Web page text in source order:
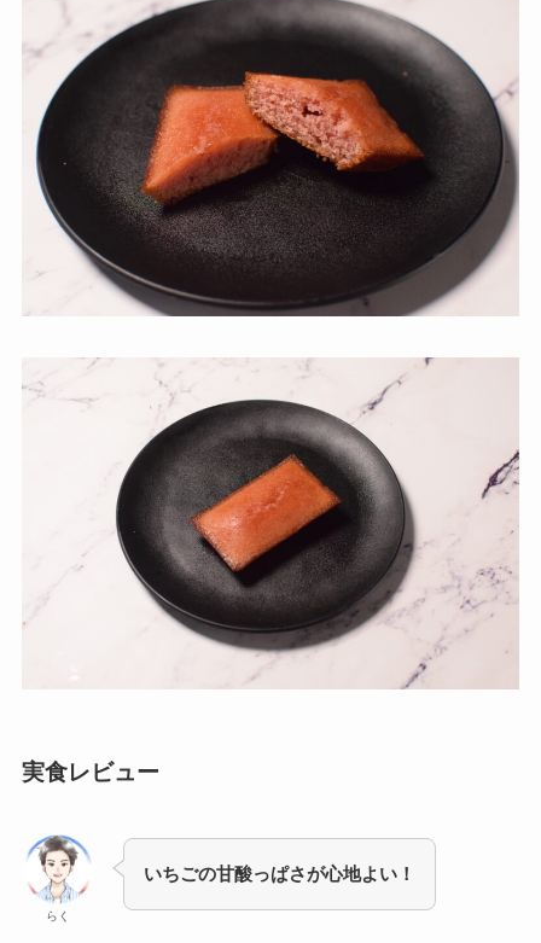
実食レビュー
らく
いちごの甘酸っぱさが心地よい！